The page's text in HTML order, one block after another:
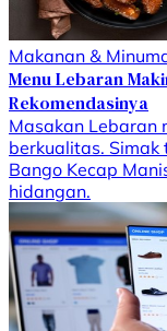
Makanan &
Menu Lebaran
Rekomendasinya
Masakan Lebaran
berkualitas. Simak
Bango Kecap
hidangan.